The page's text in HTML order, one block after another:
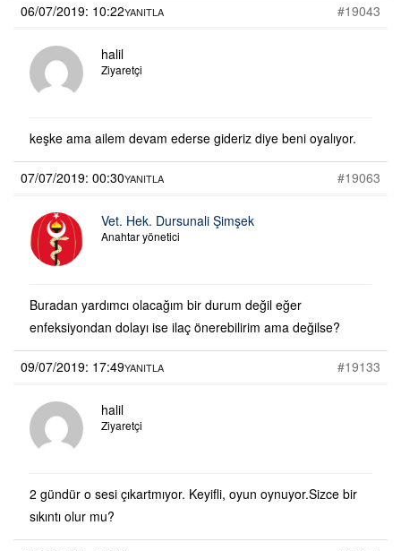
06/07/2019: 10:22 #19043
YANITLA
halil
Ziyaretçi
keşke ama ailem devam ederse gideriz diye beni oyalıyor.
07/07/2019: 00:30 #19063
YANITLA
Vet. Hek. Dursunali Şimşek
Anahtar yönetici
Buradan yardımcı olacağım bir durum değil eğer
enfeksiyondan dolayı ise ilaç önerebilirim ama değilse?
09/07/2019: 17:49 #19133
YANITLA
halil
Ziyaretçi
2 gündür o sesi çıkartmıyor. Keyifli, oyun oynuyor.Sizce bir
sıkıntı olur mu?